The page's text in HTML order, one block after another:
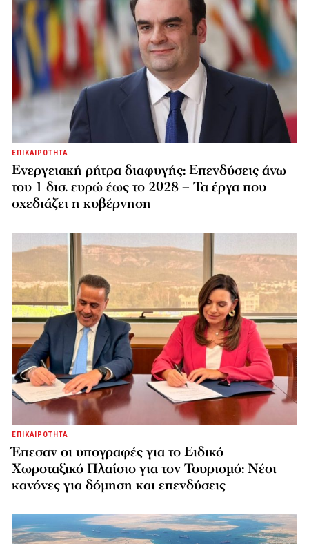
ΕΠΙΚΑΙΡΟΤΗΤΑ
Ενεργειακή ρήτρα διαφυγής: Επενδύσεις άνω
του 1 δισ. ευρώ έως το 2028 – Τα έργα που
σχεδιάζει η κυβέρνηση
ΕΠΙΚΑΙΡΟΤΗΤΑ
Έπεσαν οι υπογραφές για το Ειδικό
Χωροταξικό Πλαίσιο για τον Τουρισμό: Νέοι
κανόνες για δόμηση και επενδύσεις